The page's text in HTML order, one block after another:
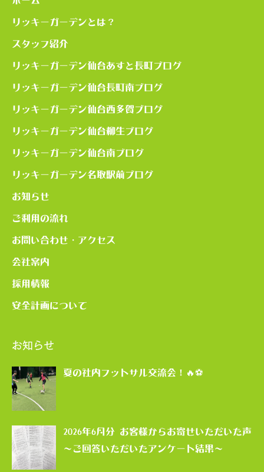
リッキーガーデンとは？
スタッフ紹介
リッキーガーデン仙台あすと長町ブログ
リッキーガーデン仙台長町南ブログ
リッキーガーデン仙台西多賀ブログ
リッキーガーデン仙台柳生ブログ
リッキーガーデン仙台南ブログ
リッキーガーデン名取駅前ブログ
お知らせ
ご利用の流れ
お問い合わせ・アクセス
会社案内
採用情報
安全計画について
お知らせ
夏の社内フットサル交流会！🔥⚽
2026年6月分 お客様からお寄せいただいた声
～ご回答いただいたアンケート結果～